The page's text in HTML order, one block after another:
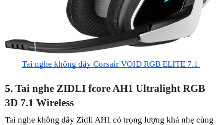
Tai nghe không dây Corsair VOID RGB ELITE 7.1
5. Tai nghe ZIDLI fcore AH1 Ultralight RGB
3D 7.1 Wireless
Tai nghe không dây Zidli AH1 có trọng lượng khá nhẹ cùng